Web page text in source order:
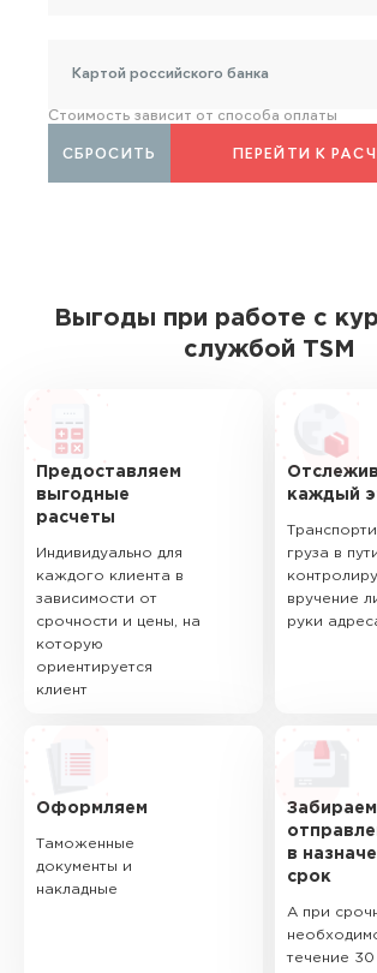
Картой российского банка
Стоимость зависит от способа оплаты
ПЕРЕЙТИ К
СБРОСИТЬ
Выгоды при работе с
службой TSM
Предоставляем
выгодные
расчеты
Индивидуально для
каждого клиента в
зависимости от
срочности и цены, на
которую
ориентируется
клиент
каждый
груза в
вручение
руки
Оформляем
Таможенные
документы и
накладные
Забираем
в
срок
А при
течение 30